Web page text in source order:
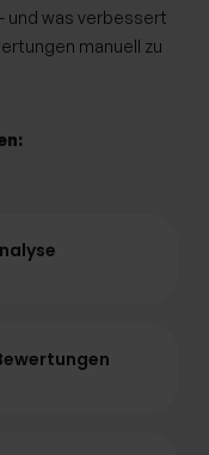
und was verbessert
manuell zu